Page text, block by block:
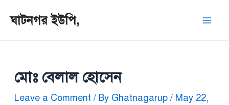
ঘাটনগর ইউপি,
মোঃ বেলাল হোসেন
Leave a Comment / By Ghatnagarup / May 22,
navigation